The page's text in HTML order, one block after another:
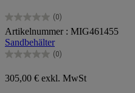
(0)
0.0
von
5
Sternen.
Artikelnummer : MIG461455
Sandbehälter
(0)
0.0
5
305,00 € exkl. MwSt